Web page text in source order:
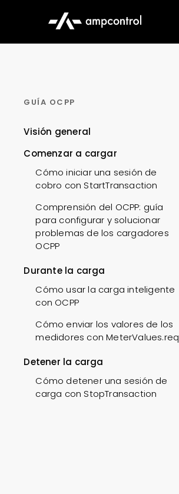
GUÍA OCPP
Visión general
Comenzar a cargar
Cómo iniciar una sesión de
cobro con StartTransaction
Comprensión del OCPP: guía
para configurar y solucionar
problemas de los cargadores
OCPP
Durante la carga
Cómo usar la carga inteligente
con OCPP
Cómo enviar los valores de los
medidores con MeterValues.req
Detener la carga
Cómo detener una sesión de
carga con StopTransaction